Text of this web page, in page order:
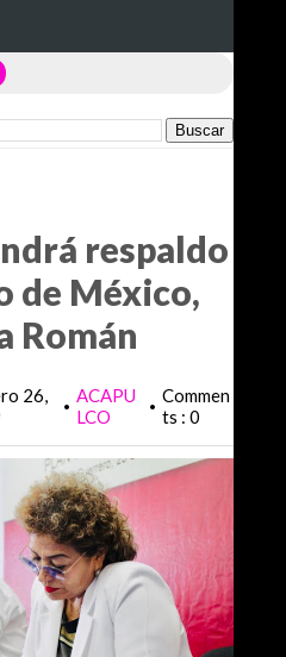
respaldo
de México,
Román
26,
• ACAPU
LCO
• Commen
ts : 0